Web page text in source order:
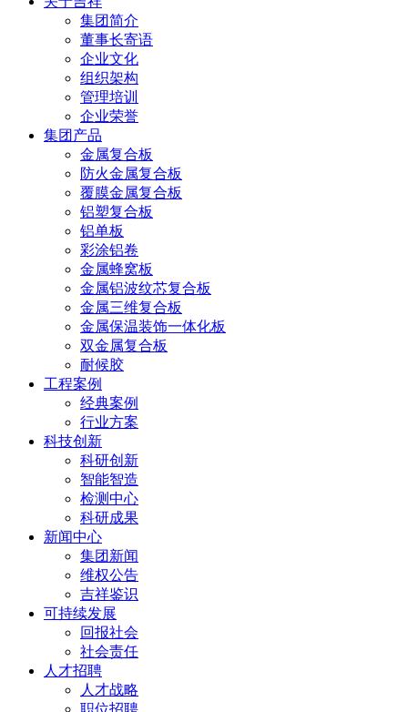
集团简介
董事长寄语
企业文化
组织架构
管理培训
企业荣誉
集团产品
金属复合板
防火金属复合板
覆膜金属复合板
铝塑复合板
铝单板
彩涂铝卷
金属蜂窝板
金属铝波纹芯复合板
金属三维复合板
金属保温装饰一体化板
双金属复合板
耐候胶
工程案例
经典案例
行业方案
科技创新
科研创新
智能智造
检测中心
科研成果
新闻中心
集团新闻
维权公告
吉祥鉴识
可持续发展
回报社会
社会责任
人才招聘
人才战略
职位招聘